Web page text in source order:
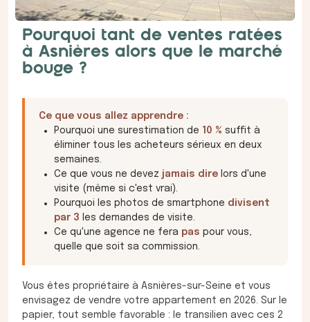
Pourquoi tant de ventes ratées
à Asnières alors que le marché
bouge ?
Ce que vous allez apprendre :
Pourquoi une surestimation de 10 % suffit à
éliminer tous les acheteurs sérieux en deux
semaines.
Ce que vous ne devez jamais dire lors d'une
visite (même si c'est vrai).
Pourquoi les photos de smartphone divisent
par 3 les demandes de visite.
Ce qu'une agence ne fera pas pour vous,
quelle que soit sa commission.
Vous êtes propriétaire à Asnières-sur-Seine et vous
envisagez de vendre votre appartement en 2026. Sur le
papier, tout semble favorable : le transilien avec ces 2